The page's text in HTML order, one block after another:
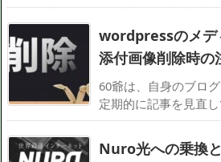
wordpressのメデ
添付画像削除時の
60爺は、自身のブロ
定期的に記事を見直
Nuro光への乗換